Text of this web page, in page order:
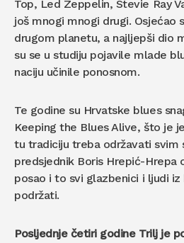
Top, Led Zeppelin, Stevie Ray
još mnogi mnogi drugi. Osjećao
drugom planetu, a najljepši dio
su se u studiju pojavile mlade
naciju učinile ponosnom.
Te godine su Hrvatske blues
Keeping the Blues Alive, što je
tu tradiciju treba održavati svim
predsjednik Boris Hrepić-Hrepa
posao i to svi glazbenici i ljudi iz
podržati.
Posljednje četiri godine Trilj je